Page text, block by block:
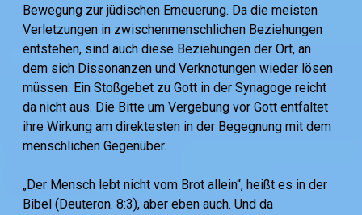
Bewegung zur jüdischen Erneuerung. Da die meisten
Verletzungen in zwischenmenschlichen Beziehungen
entstehen, sind auch diese Beziehungen der Ort, an
dem sich Dissonanzen und Verknotungen wieder lösen
müssen. Ein Stoßgebet zu Gott in der Synagoge reicht
da nicht aus. Die Bitte um Vergebung vor Gott entfaltet
ihre Wirkung am direktesten in der Begegnung mit dem
menschlichen Gegenüber.
„Der Mensch lebt nicht vom Brot allein“, heißt es in der
Bibel (Deuteron. 8:3), aber eben auch. Und da